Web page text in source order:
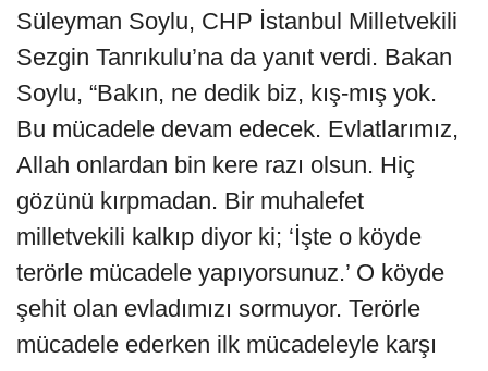
Süleyman Soylu, CHP İstanbul Milletvekili
Sezgin Tanrıkulu’na da yanıt verdi. Bakan
Soylu, “Bakın, ne dedik biz, kış-mış yok.
Bu mücadele devam edecek. Evlatlarımız,
Allah onlardan bin kere razı olsun. Hiç
gözünü kırpmadan. Bir muhalefet
milletvekili kalkıp diyor ki; ‘İşte o köyde
terörle mücadele yapıyorsunuz.’ O köyde
şehit olan evladımızı sormuyor. Terörle
mücadele ederken ilk mücadeleyle karşı